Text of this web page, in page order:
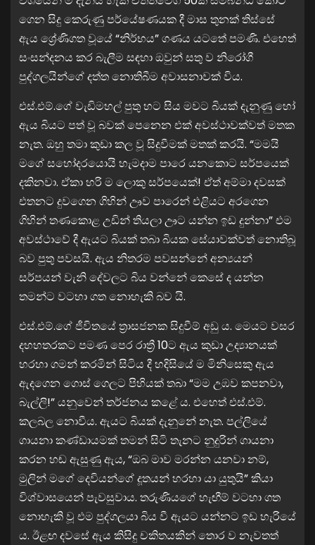
ගෙන සිදු කෙරුණු පර්යේෂණයක දී මාස තුනක් තිස්සේ
ඇය ශ්‍රේණිගත වූයේ “නිර්භය” ගණය යටතේ පමණි. එහෙත්
සංසන්දනය කර බැලීම සඳහා ඔවුන් සතු ව නිරෝගී
පුද්ගලයින්ගේ දත්ත නොතිබීම අවාසනාවක් විය.
එස්.එම්.ගේ වැඩිමහල් පුතු හට සිය මවට බියක් දැනුණු හෝ
ඇය බියට පත් වූ බවක් පෙනෙන එක් අවස්ථාවක්වත් මතක
නැත. ඔහු තමා කුඩා කල වූ සිදුවීමක් මතක් කරයි. “මමයි
මගේ සහෝදරයොයි හැමදාම පාරෙ යනකොට සර්පයෙක්
දකිනවා. ඒකා හරි ම ලොකු සර්පයෙක්! ඒත් අම්මා දවසක්
එතනට දුවගෙන ගිහින් ඌව පාරෙන් එළියට අරගෙන
ගිහින් තණකොළ උඩින් තියලා ඌට යන්න ඉඩ දුන්නා” එම
අවස්ථාවේ දී ඇයට බියක් තබා බියක සේයාවක්වත් නොතිබූ
බව පුතු පවසයි. ඇය නිතරම පවසන්නේ අන්‍යයන්
සර්පයන් වැනි දේවලට බිය වන්නේ කෙසේ ද යන්න
තමන්ට වටහා ගත නොහැකි බව යි.
එස්.එම්.ගේ ජීවිතයේ ත්‍රාසජනක සිදුවීම් අඩු ය. මෙයට වසර
දහහතරකට පමණ පෙර රාත්‍රී 10ට ඇය කුඩා උද්‍යානයක්
හරහා ගමන් කරමින් සිටිය දී හදිසියේ ම මිනිසෙකු ඇය
ඇදගෙන ගොස් ගෙලට පිහියක් තබා “මම උඹව කපනවා,
බැල්ලි!” යනුවෙන් තර්ජනය කළේ ය. එහෙත් එස්.එම්.
කලබල නොවීය. ඇයට බියක් දැනුනේ නැත. පල්ලියේ
ගායනා කණ්ඩායමක් තමන් සිටි තැනට නුදුරින් ගායනා
කරන හඬ ඇසුණු ඇය, “ඔබ මාව මරන්න යනවා නම්,
මුලින් මගේ දෙවියන්ගේ දූතයන් හරහා යා යුතුයි” කියා
විශ්වාසයෙන් පැවසුවාය. තරුණියගේ හැඟීම් වටහා ගත
නොහැකි වූ එම පුද්ගලයා බිය වී ඇයට යන්නට ඉඩ හැරියේ
ය. ඊළඟ දවසේ ඇය කිසිදු චකිතයකින් තොර ව නැවතත්